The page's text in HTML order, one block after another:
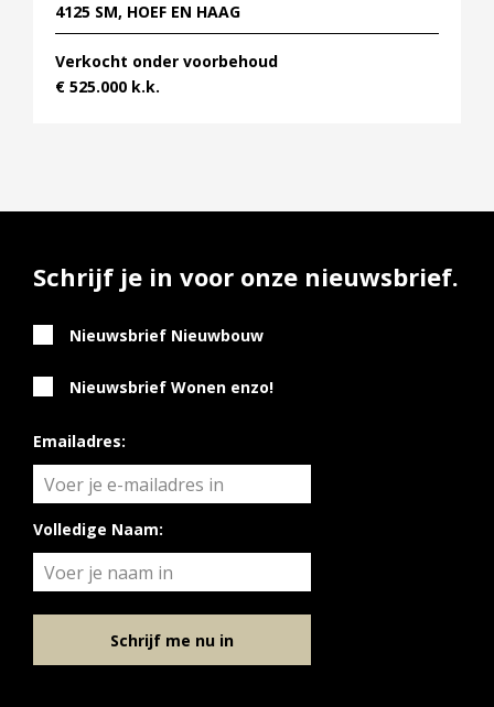
4125 SM, HOEF EN HAAG
Verkocht onder voorbehoud
€ 525.000 k.k.
Schrijf je in voor onze nieuwsbrief.
Nieuwsbrief Nieuwbouw
Nieuwsbrief Wonen enzo!
Emailadres:
Volledige Naam:
Schrijf me nu in